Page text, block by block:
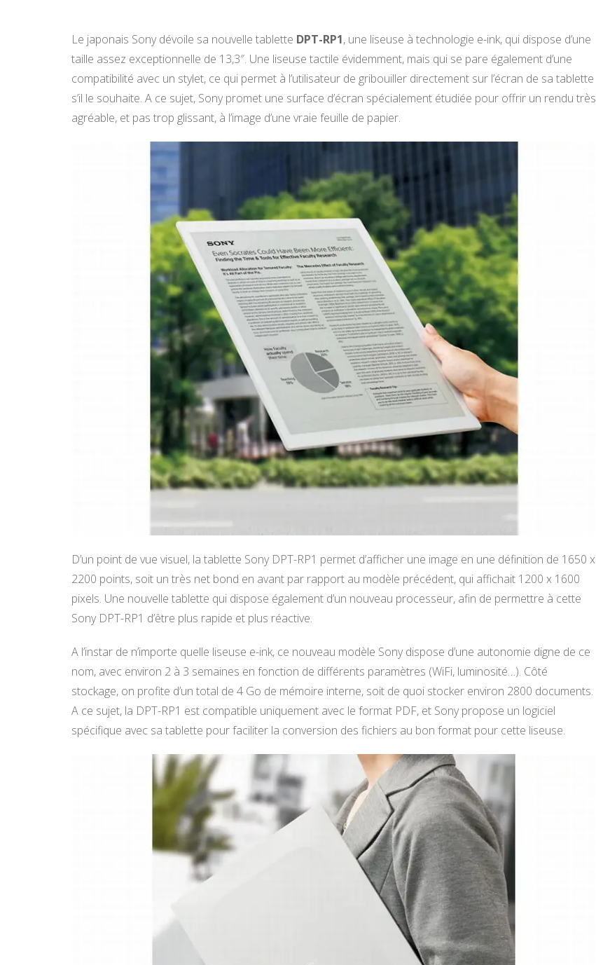
Le japonais Sony dévoile sa nouvelle tablette DPT-RP1, une liseuse à technologie e-ink, qui dispose d’une
taille assez exceptionnelle de 13,3″. Une liseuse tactile évidemment, mais qui se pare également d’une
compatibilité avec un stylet, ce qui permet à l’utilisateur de gribouiller directement sur l’écran de sa tablette
s’il le souhaite. A ce sujet, Sony promet une surface d’écran spécialement étudiée pour offrir un rendu très
agréable, et pas trop glissant, à l’image d’une vraie feuille de papier.
D’un point de vue visuel, la tablette Sony DPT-RP1 permet d’afficher une image en une définition de 1650 x
2200 points, soit un très net bond en avant par rapport au modèle précédent, qui affichait 1200 x 1600
pixels. Une nouvelle tablette qui dispose également d’un nouveau processeur, afin de permettre à cette
Sony DPT-RP1 d’être plus rapide et plus réactive.
A l’instar de n’importe quelle liseuse e-ink, ce nouveau modèle Sony dispose d’une autonomie digne de ce
nom, avec environ 2 à 3 semaines en fonction de différents paramètres (WiFi, luminosité…). Côté
stockage, on profite d’un total de 4 Go de mémoire interne, soit de quoi stocker environ 2800 documents.
A ce sujet, la DPT-RP1 est compatible uniquement avec le format PDF, et Sony propose un logiciel
spécifique avec sa tablette pour faciliter la conversion des fichiers au bon format pour cette liseuse.